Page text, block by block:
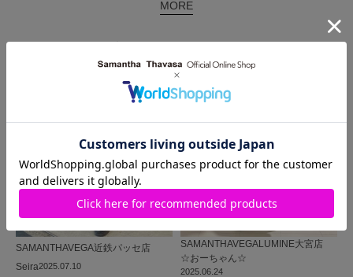
MORE
2025.07.10
SAMANTHAVEGA近鉄パッセ店
Seira
2025.06.24
SAMANTHAVEGALUMINE大宮店
☆おーちゃん☆